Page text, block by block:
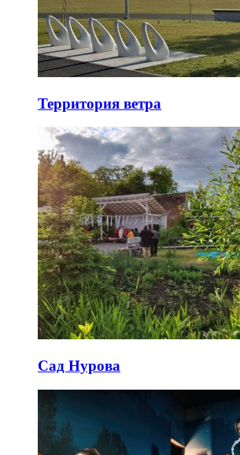
Территория ветра
Сад Нурова